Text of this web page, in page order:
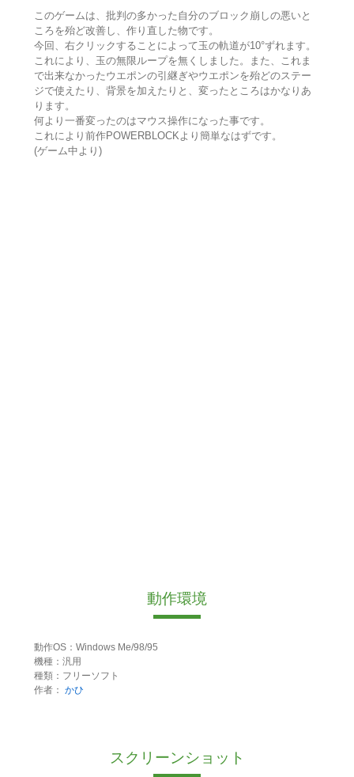
このゲームは、批判の多かった自分のブロック崩しの悪いと
ころを殆ど改善し、作り直した物です。
今回、右クリックすることによって玉の軌道が10°ずれます。
これにより、玉の無限ループを無くしました。また、これま
で出来なかったウエポンの引継ぎやウエポンを殆どのステー
ジで使えたり、背景を加えたりと、変ったところはかなりあ
ります。
何より一番変ったのはマウス操作になった事です。
これにより前作POWERBLOCKより簡単なはずです。
(ゲーム中より)
動作環境
動作OS：Windows Me/98/95
機種：汎用
種類：フリーソフト
作者： かひ
スクリーンショット